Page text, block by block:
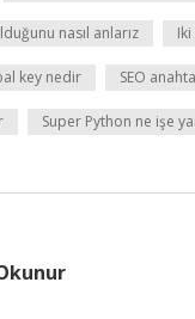
nasıl anlarız
key nedir SEO
Super Python ne işe